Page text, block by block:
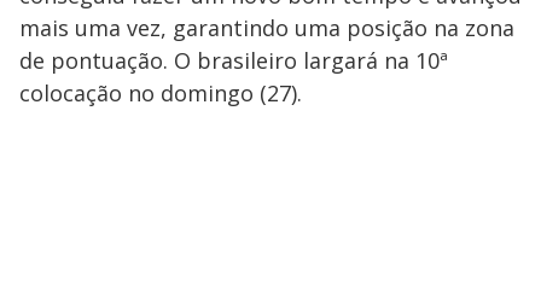
mais uma vez, garantindo uma posição na zona
de pontuação. O brasileiro largará na 10ª
colocação no domingo (27).